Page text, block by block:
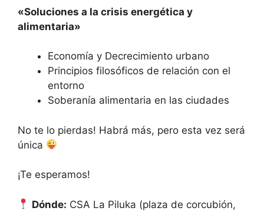
«Soluciones a la crisis energética y
alimentaria»
Economía y Decrecimiento urbano
Principios filosóficos de relación con el
entorno
Soberanía alimentaria en las ciudades
No te lo pierdas! Habrá más, pero esta vez será
única
¡Te esperamos!
Dónde: CSA La Piluka (plaza de corcubión,